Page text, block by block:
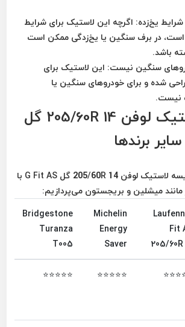
یخ‌زده: اگرچه این لاستیک برای شرایط
در برف سنگین یا یخ‌زدگی ممکن است
باشد.
سنگین نیست: این لاستیک برای
شده و برایخودروهای سنگین یا
نیست.
مقایسه لاستیک لوفن 205/60R 14 گل
در این بخش به مقایسه لاستیک لوفن 205/60R 14 گل G Fit AS با
میشلین و بریجستون می‌پردازیم:
Fit
205/60R
Michelin
Energy
Saver
Bridgestone
Turanza
T005
⭐⭐⭐⭐⭐
⭐⭐⭐⭐⭐